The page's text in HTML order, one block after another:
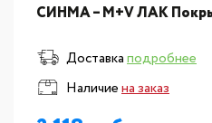
СИНМА – М+V ЛАК
Доставкаподробнее
Наличиена заказ